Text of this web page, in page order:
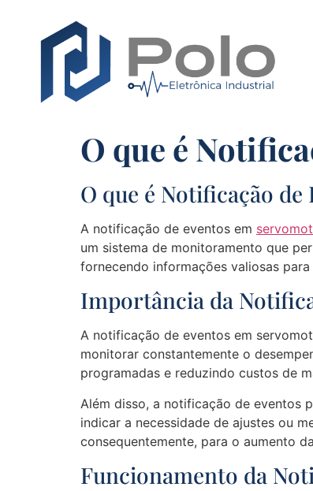
O que é
O que é Notificação
A notificação de eventos em
um sistema de monitoramento que
fornecendo informações valiosas
Importância da
A notificação de eventos em
monitorar constantemente o
programadas e reduzindo custos de
Além disso, a notificação de eventos
indicar a necessidade de ajustes ou
consequentemente, para o aumento
Funcionamento da